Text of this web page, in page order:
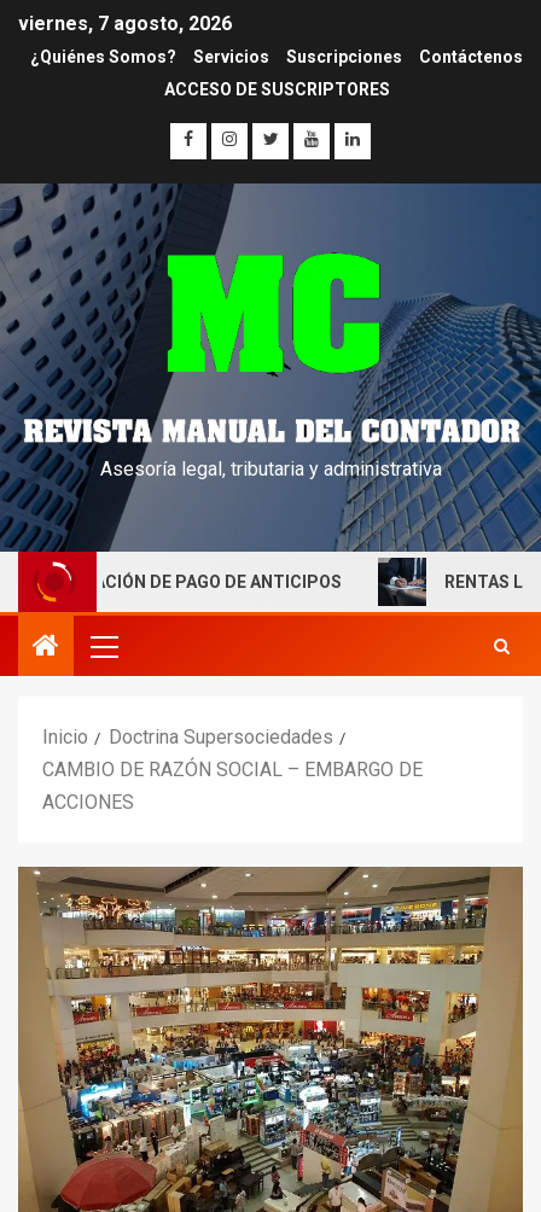
viernes, 7 agosto, 2026
¿Quiénes Somos? Servicios Suscripciones
Contáctenos
ACCESO DE SUSCRIPTORES
Asesoría legal, tributaria y administrativa
DE PAGO DE ANTICIPOS RENTAS LABORALES
Inicio
Doctrina Supersociedades
CAMBIO DE RAZÓN SOCIAL – EMBARGO DE
ACCIONES